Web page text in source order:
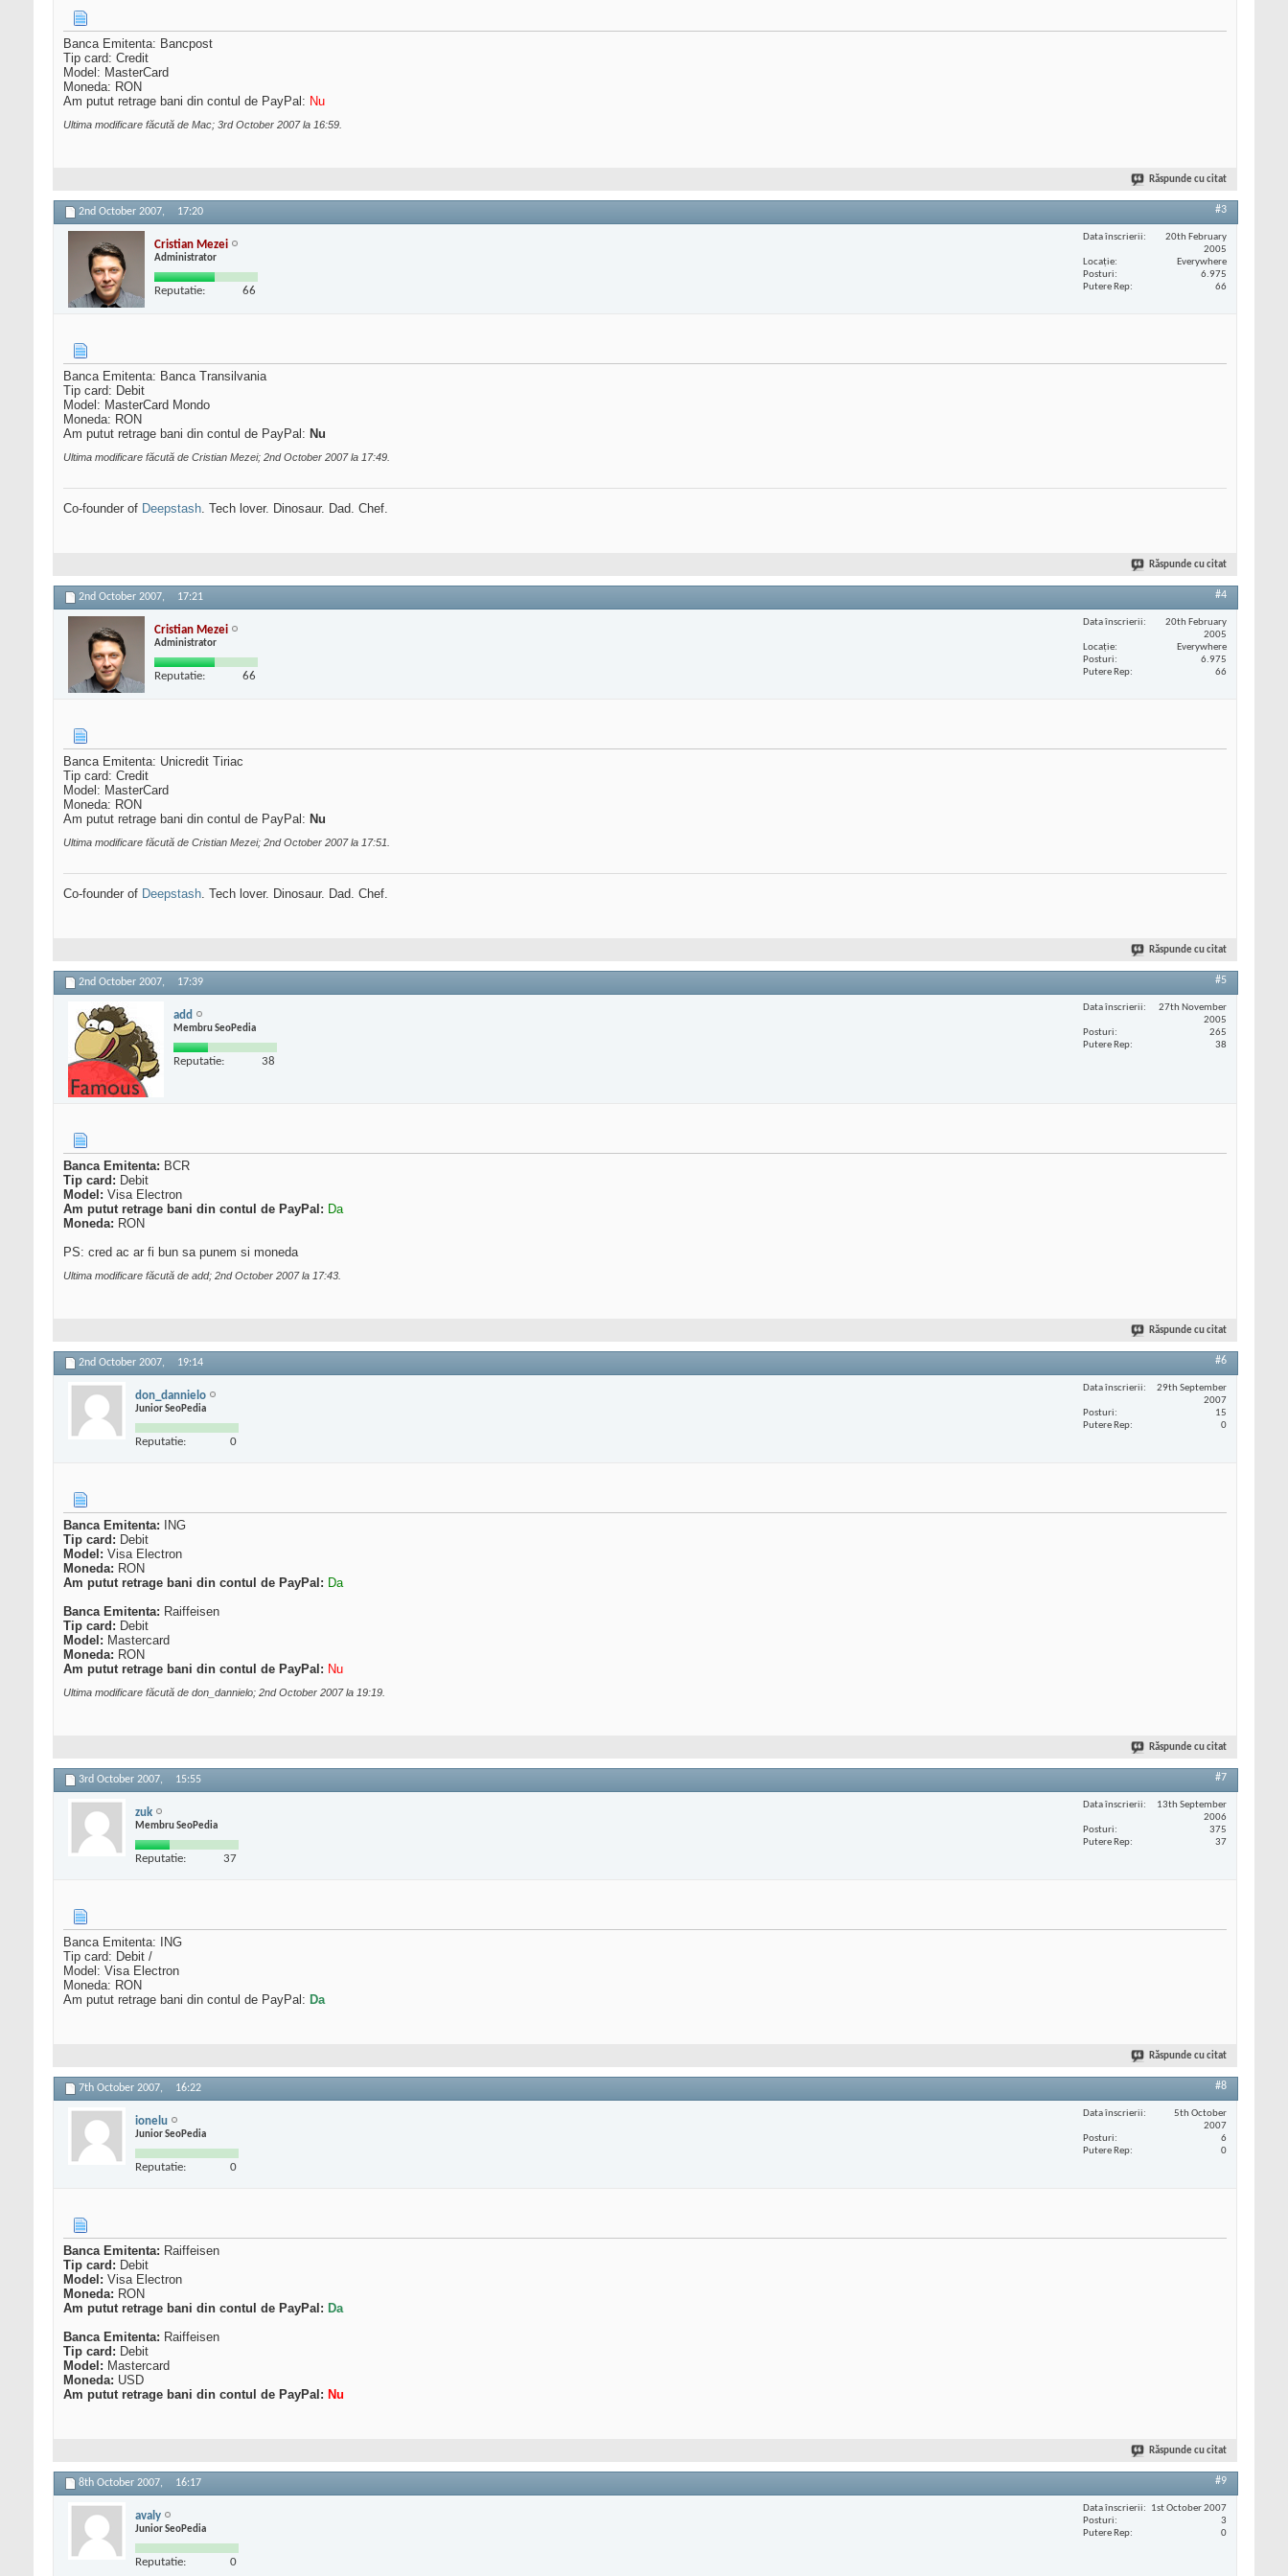
Banca Emitenta: Bancpost
Tip card: Credit
Model: MasterCard
Moneda: RON
Am putut retrage bani din contul de PayPal: Nu
Ultima modificare făcută de Mac; 3rd October 2007 la 16:59
Răspunde cu citat
2nd October 2007, 17:20 #3
Cristian Mezei
Administrator
Reputatie: 66
Data înscrierii
20th February
2005
Locaţie
Everywhere
Posturi
6.975
Putere Rep
66
Banca Emitenta: Banca Transilvania
Tip card: Debit
Model: MasterCard Mondo
Moneda: RON
Am putut retrage bani din contul de PayPal: Nu
Ultima modificare făcută de Cristian Mezei; 2nd October 2007 la 17:49
Co-founder of Deepstash. Tech lover. Dinosaur. Dad. Chef.
Răspunde cu citat
2nd October 2007, 17:21 #4
Cristian Mezei
Administrator
Reputatie: 66
Data înscrierii
20th February
2005
Locaţie
Everywhere
Posturi
6.975
Putere Rep
66
Banca Emitenta: Unicredit Tiriac
Tip card: Credit
Model: MasterCard
Moneda: RON
Am putut retrage bani din contul de PayPal: Nu
Ultima modificare făcută de Cristian Mezei; 2nd October 2007 la 17:51
Co-founder of Deepstash. Tech lover. Dinosaur. Dad. Chef.
Răspunde cu citat
2nd October 2007, 17:39 #5
add
Membru SeoPedia
Reputatie: 38
Data înscrierii
27th November
2005
Posturi
265
Putere Rep
38
Banca Emitenta: BCR
Tip card: Debit
Model: Visa Electron
Am putut retrage bani din contul de PayPal: Da
Moneda: RON
PS: cred ac ar fi bun sa punem si moneda
Ultima modificare făcută de add; 2nd October 2007 la 17:43
Răspunde cu citat
2nd October 2007, 19:14 #6
don_dannielo
Junior SeoPedia
Reputatie: 0
Data înscrierii
29th September
2007
Posturi
15
Putere Rep
0
Banca Emitenta: ING
Tip card: Debit
Model: Visa Electron
Moneda: RON
Am putut retrage bani din contul de PayPal: Da
Banca Emitenta: Raiffeisen
Tip card: Debit
Model: Mastercard
Moneda: RON
Am putut retrage bani din contul de PayPal: Nu
Ultima modificare făcută de don_dannielo; 2nd October 2007 la 19:19
Răspunde cu citat
3rd October 2007, 15:55 #7
zuk
Membru SeoPedia
Reputatie: 37
Data înscrierii
13th September
2006
Posturi
375
Putere Rep
37
Banca Emitenta: ING
Tip card: Debit /
Model: Visa Electron
Moneda: RON
Am putut retrage bani din contul de PayPal: Da
Răspunde cu citat
7th October 2007, 16:22 #8
ionelu
Junior SeoPedia
Reputatie: 0
Data înscrierii
5th October
2007
Posturi
6
Putere Rep
0
Banca Emitenta: Raiffeisen
Tip card: Debit
Model: Visa Electron
Moneda: RON
Am putut retrage bani din contul de PayPal: Da
Banca Emitenta: Raiffeisen
Tip card: Debit
Model: Mastercard
Moneda: USD
Am putut retrage bani din contul de PayPal: Nu
Răspunde cu citat
8th October 2007, 16:17 #9
avaly
Junior SeoPedia
Reputatie: 0
Data înscrierii
1st October 2007
Posturi
3
Putere Rep
0